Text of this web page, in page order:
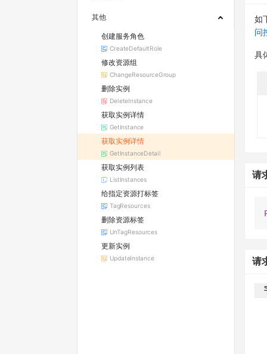
其他
创建服务角色
CreateDefaultRole
修改资源组
ChangeResourceGroup
删除实例
DeleteInstance
获取实例详情
GetInstance
获取实例详情
GetInstanceDetail
获取实例列表
ListInstances
给指定资源打标签
TagResources
删除资源标签
UnTagResources
更新实例
UpdateInstance
如
问
具
请
请